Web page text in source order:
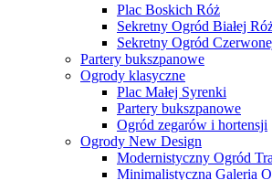
Plac Boskich Róż
Sekretny Ogród Białej
Sekretny Ogród
Partery bukszpanowe
Ogrody klasyczne
Plac Małej Syrenki
Partery bukszpanowe
Ogród zegarów i hortensji
Ogrody New Design
Modernistyczny Ogród
Minimalistyczna Galeria